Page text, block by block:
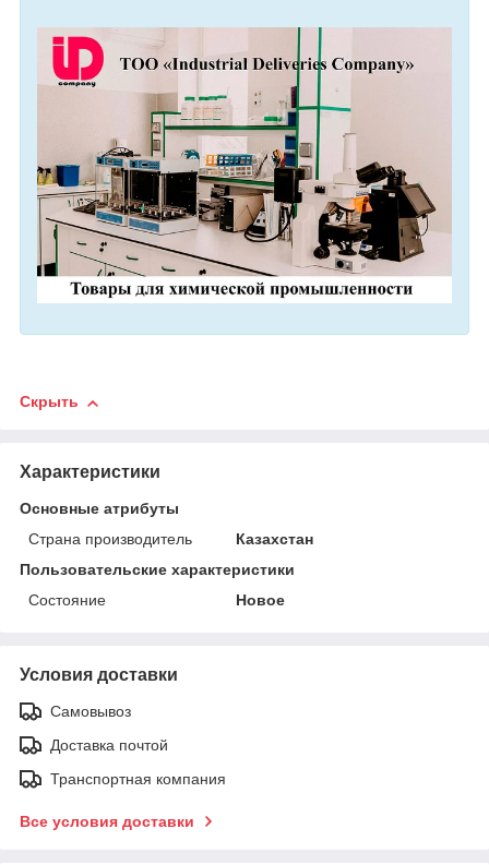
Скрыть
Характеристики
Основные атрибуты
Страна производитель
Казахстан
Пользовательские характеристики
Состояние
Новое
Условия доставки
Самовывоз
Доставка почтой
Транспортная компания
Все условия доставки